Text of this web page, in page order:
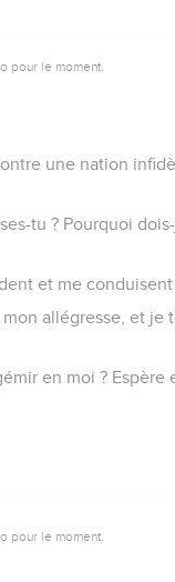
pour le moment.
une nation
tu ? Pourquoi
et me
allégresse, et
en moi ?
pour le moment.